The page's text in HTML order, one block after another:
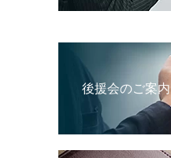
後援会のご案内